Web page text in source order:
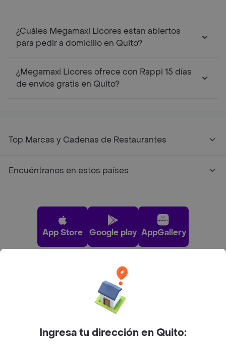
¿Cuáles Megamaxi Licores estan abiertos
para pedir a domicilio en Quito?
¿Megamaxi Licores ofrece con Rappi 15 días
de envíos gratis en Quito?
Top Marcas y Cadenas de Restaurantes
Encuéntranos en estos países
App Store Google play AppGallery
Pide tu comida favorita cerca de ti
Ingresa tu dirección en Quito: